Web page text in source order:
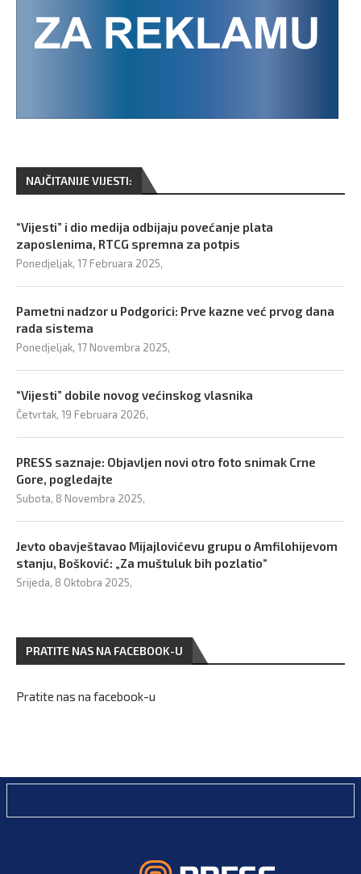
NAJČITANIJE VIJESTI:
“Vijesti” i dio medija odbijaju povećanje plata
zaposlenima, RTCG spremna za potpis
Ponedjeljak, 17 Februara 2025,
Pametni nadzor u Podgorici: Prve kazne već prvog dana
rada sistema
Ponedjeljak, 17 Novembra 2025,
“Vijesti” dobile novog većinskog vlasnika
Četvrtak, 19 Februara 2026,
PRESS saznaje: Objavljen novi otro foto snimak Crne
Gore, pogledajte
Subota, 8 Novembra 2025,
Jevto obavještavao Mijajlovićevu grupu o Amfilohijevom
stanju, Bošković: „Za muštuluk bih pozlatio“
Srijeda, 8 Oktobra 2025,
PRATITE NAS NA FACEBOOK-U
Pratite nas na facebook-u